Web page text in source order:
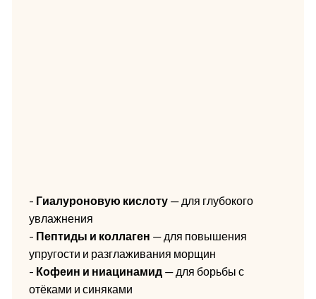
- Гиалуроновую кислоту— для глубокого
увлажнения
- Пептиды и коллаген — для повышения
упругости и разглаживания морщин
- Кофеин и ниацинамид— для борьбы с
отёками и синяками